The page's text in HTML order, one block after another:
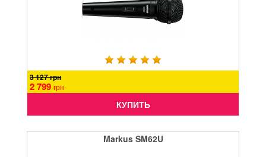
3 127 грн
2 799 грн
КУПИТЬ
Markus SM62U